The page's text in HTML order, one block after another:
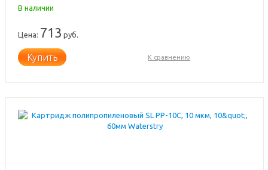
В наличии
Цена: 713 руб.
Купить К сравнению